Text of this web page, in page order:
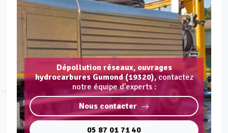
Dépollution réseaux, ouvrages
hydrocarbures Gumond (19320), contactez
notre équipe d'experts :
Nous contacter
05 87 01 71 40